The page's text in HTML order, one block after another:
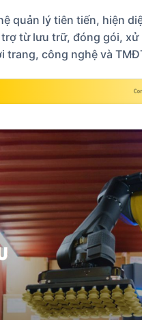
quản lý tiên tiến, hiện
từ lưu trữ, đóng gói,
trang, công nghệ và